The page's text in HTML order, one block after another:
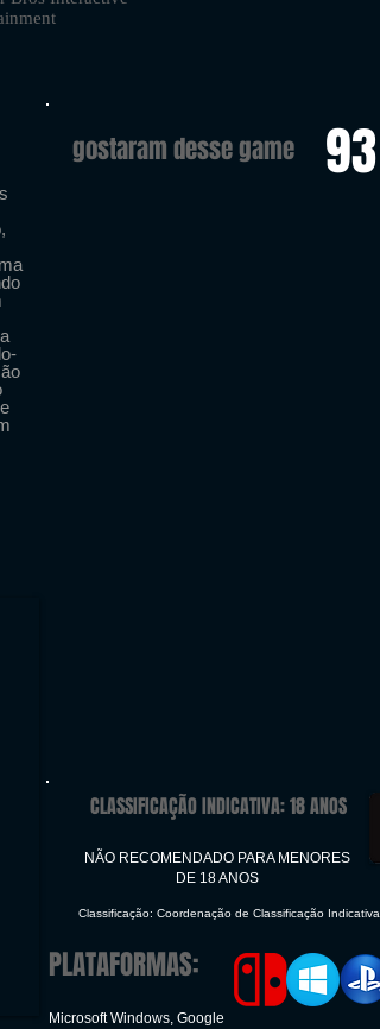
gostaram desse game 93
CLASSIFICAÇÃO INDICATIVA: 18 ANOS
NÃO RECOMENDADO PARA MENORES
DE 18 ANOS
Classificação: Coordenação de Classificação Indicativa
PLATAFORMAS:
Microsoft Windows, Google